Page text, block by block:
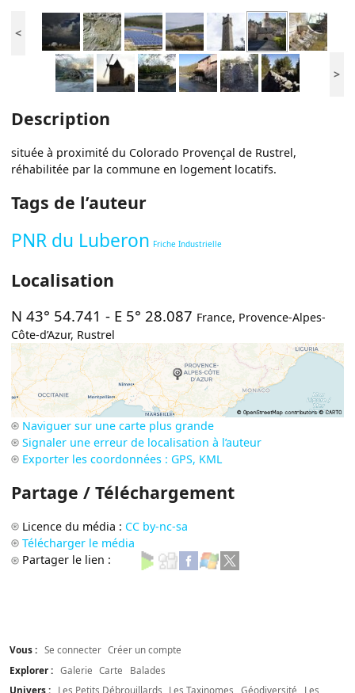
<
>
Description
située à proximité du Colorado Provençal de Rustrel,
réhabilitée par la commune en logement locatifs.
Tags de l’auteur
PNR du Luberon Friche Industrielle
Localisation
N 43° 54.741 - E 5° 28.087 France, Provence-Alpes-
Côte-d’Azur, Rustrel
Naviguer sur une carte plus grande
Signaler une erreur de localisation à l’auteur
Exporter les coordonnées : GPS, KML
Partage / Téléchargement
Licence du média : CC by-nc-sa
Télécharger le média
Partager le lien :
Vous : Se connecter Créer un compte
Explorer : Galerie Carte
Balades
Univers :
Les Petits Débrouillards Les Taxinomes Géodiversité Les